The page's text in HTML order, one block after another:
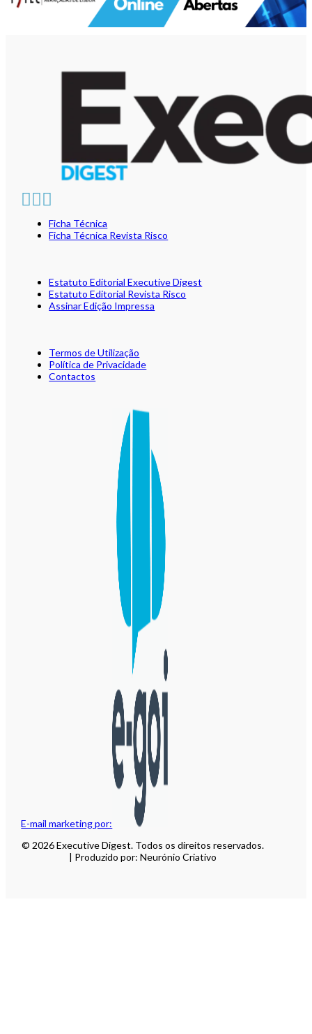
E-mail marketing por:
Ficha Técnica
Ficha Técnica Revista Risco
Estatuto Editorial Executive Digest
Estatuto Editorial Revista Risco
Assinar Edição Impressa
Termos de Utilização
Política de Privacidade
Contactos
© 2026 Executive Digest. Todos os direitos reservados.
| Produzido por: Neurónio Criativo